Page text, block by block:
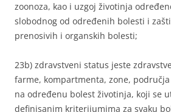
zoonoza, kao i uzgoj životinja
slobodnog od određenih bolesti i
prenosivih i organskih bolesti;
23b) zdravstveni status jeste
farme, kompartmenta, zone,
na određenu bolest životinja, koji se
definisanim kriterijumima za svaku